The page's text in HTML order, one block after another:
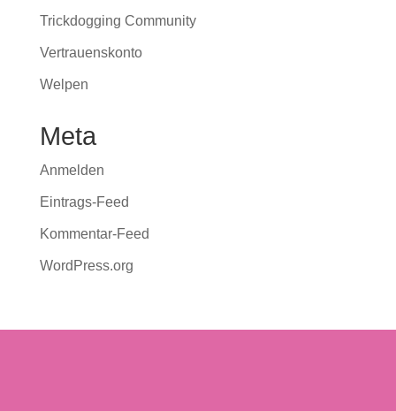
Trickdogging Community
Vertrauenskonto
Welpen
Meta
Anmelden
Eintrags-Feed
Kommentar-Feed
WordPress.org